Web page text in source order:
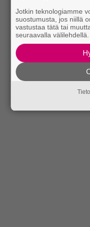
Jotkin teknologiamme
suostumusta, jos niillä
vastustaa tätä tai
seuraavalla välilehdellä.